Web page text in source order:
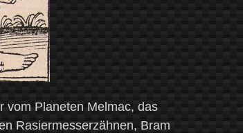
vom Planeten Melmac, das
Rasiermesserzähnen, Bram